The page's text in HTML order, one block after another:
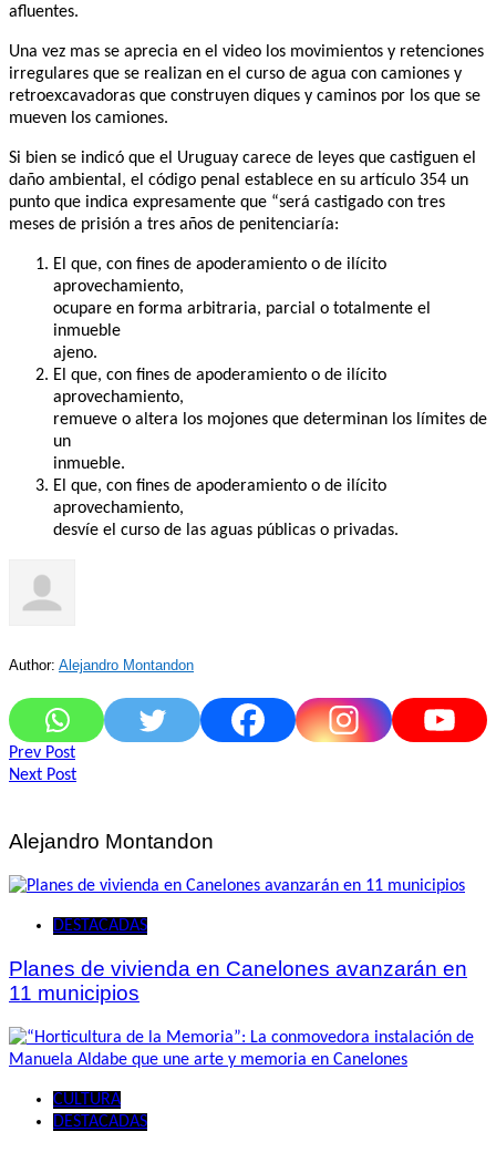
afluentes.
Una vez mas se aprecia en el video los movimientos y retenciones
irregulares que se realizan en el curso de agua con camiones y
retroexcavadoras que construyen diques y caminos por los que se
mueven los camiones.
Si bien se indicó que el Uruguay carece de leyes que castiguen el
daño ambiental, el código penal establece en su artículo 354 un
punto que indica expresamente que “será castigado con tres
meses de prisión a tres años de penitenciaría:
El que, con fines de apoderamiento o de ilícito
aprovechamiento,
ocupare en forma arbitraria, parcial o totalmente el
inmueble
ajeno.
El que, con fines de apoderamiento o de ilícito
aprovechamiento,
remueve o altera los mojones que determinan los límites de
un
inmueble.
El que, con fines de apoderamiento o de ilícito
aprovechamiento,
desvíe el curso de las aguas públicas o privadas.
Author: Alejandro Montandon
Navegación
de
Prev Post
Next Post
Alejandro Montandon
DESTACADAS
Planes de vivienda en Canelones avanzarán en
11 municipios
CULTURA
DESTACADAS